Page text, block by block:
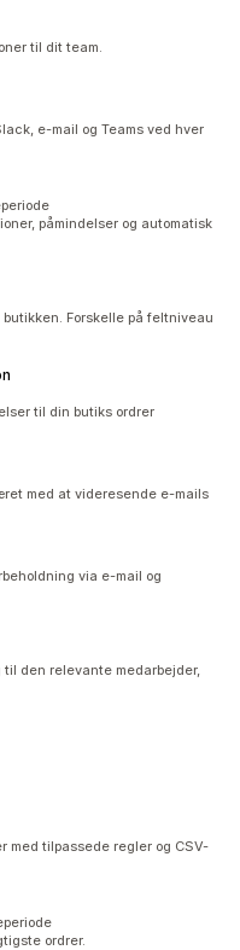
til dit team.
e-mail og Teams ved hver
påmindelser og automatisk
Forskelle på feltniveau
til din butiks ordrer
med at videresende e-mails
via e-mail og
den relevante medarbejder,
med tilpassede regler og CSV-
ordrer.